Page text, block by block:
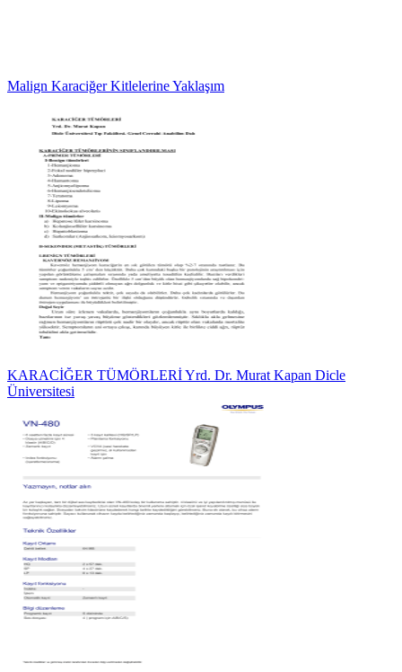
Malign Karaciğer Kitlelerine Yaklaşım
KARACİĞER TÜMÖRLERİ Yrd. Dr. Murat Kapan Dicle
Üniversitesi